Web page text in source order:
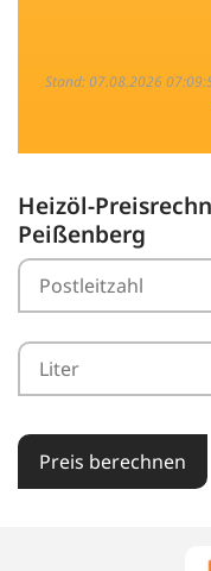
Stand: 07.08.2026
Heizöl-
Peißenberg
Preis berechnen